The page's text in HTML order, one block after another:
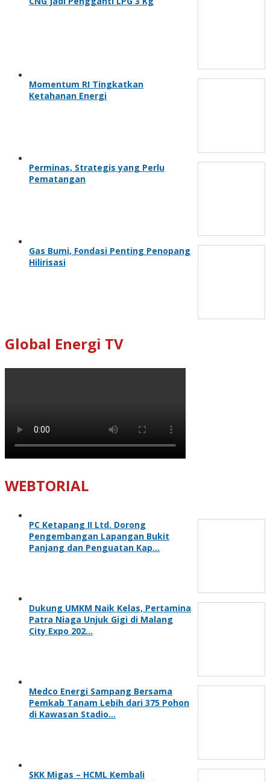
Momentum RI Tingkatkan
Ketahanan Energi
Perminas, Strategis yang Perlu
Pematangan
Gas Bumi, Fondasi Penting Penopang
Hilirisasi
Global Energi TV
WEBTORIAL
PC Ketapang II Ltd. Dorong
Pengembangan Lapangan Bukit
Panjang dan Penguatan Kap…
Dukung UMKM Naik Kelas, Pertamina
Patra Niaga Unjuk Gigi di Malang
City Expo 202…
Medco Energi Sampang Bersama
Pemkab Tanam Lebih dari 375 Pohon
di Kawasan Stadio…
SKK Migas – HCML Kembali